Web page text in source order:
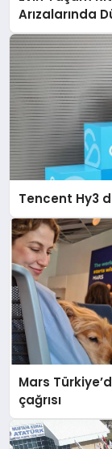
Arızalarında
Tencent Hy3
Mars
çağrısı